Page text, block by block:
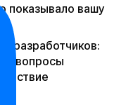
показывало вашу
разработчиков:
вопросы